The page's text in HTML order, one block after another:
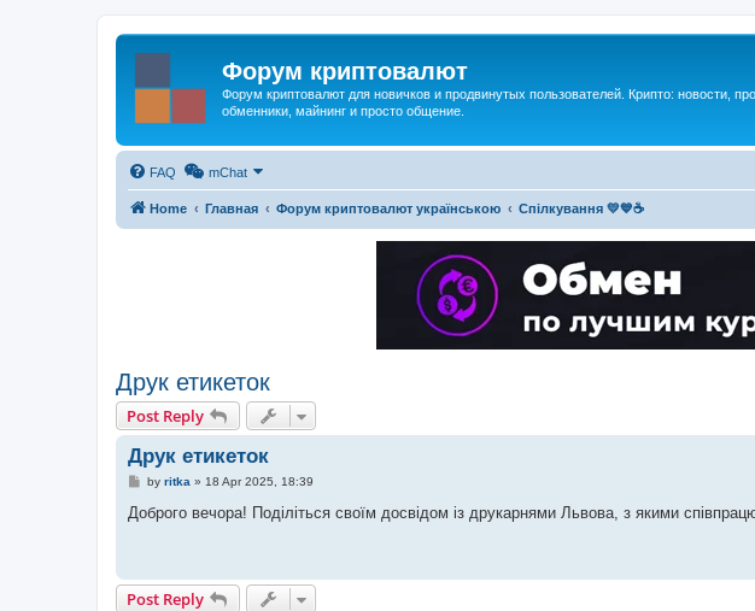
Форум криптовалют
Форум криптовалют для новичков и продвинутых пользователей. Крипто: новости,
обменники, майнинг и просто общение.
FAQ mChat
Home Главная Форум криптовалют українською Спілкування 💛💙☕
Друк етикеток
Post Reply
Друк етикеток
P
s
by ritka » 18 Apr 2025, 18:39
Доброго вечора! Поділіться своїм досвідом із друкарнями Львова, з якими
Post Reply